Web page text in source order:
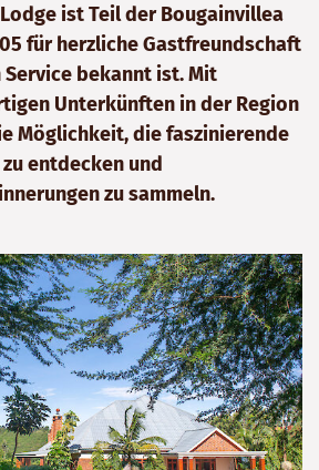
ist Teil der Bougainvillea
für herzliche Gastfreundschaft
bekannt ist. Mit
Unterkünften in der Region
Möglichkeit, die faszinierende
entdecken und
zu sammeln.